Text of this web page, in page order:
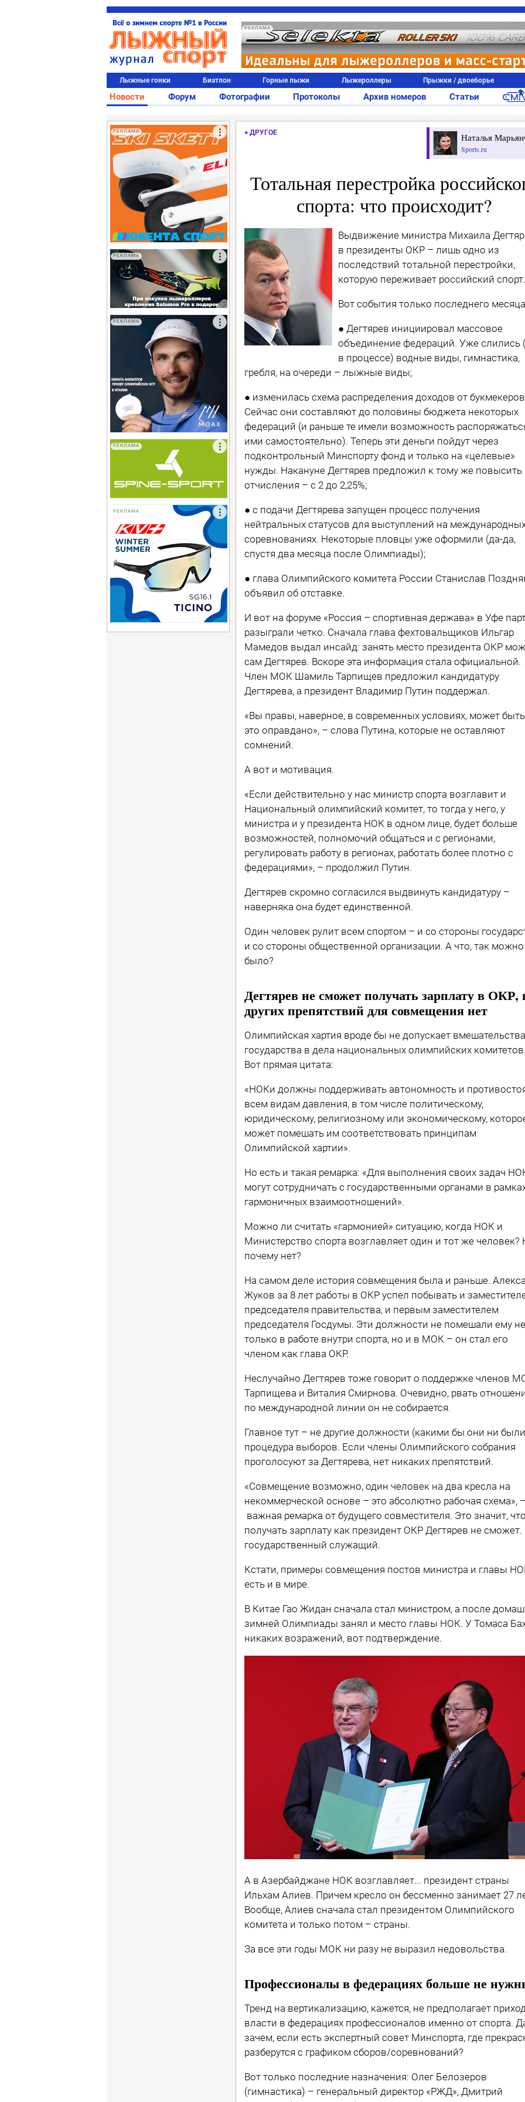
РЕКЛАМА
Лыжные гонки Биатлон Горные лыжи Лыжероллеры Прыжки / двоеборье
Новости Форум Фотографии Протоколы Архив номеров Статьи
РЕКЛАМА
РЕКЛАМА
РЕКЛАМА
РЕКЛАМА
РЕКЛАМА
ДРУГОЕ Наталья
Sports.ru
Тотальная перестройка
спорта: что происходит?
Выдвижение министра Михаила
в президенты ОКР – лишь одно из
последствий тотальной перестройки,
которую переживает российский спорт.
Вот события только последнего
● Дегтярев инициировал массовое
объединение федераций. Уже слились
в процессе) водные виды, гимнастика,
гребля, на очереди – лыжные виды;
● изменилась схема распределения доходов от
Сейчас они составляют до половины бюджета некоторых
федераций (и раньше те имели возможность
ими самостоятельно). Теперь эти деньги пойдут через
подконтрольный Минспорту фонд и только на «целевые»
нужды. Накануне Дегтярев предложил к тому же повысить
отчисления – с 2 до 2,25%;
● с подачи Дегтярева запущен процесс получения
нейтральных статусов для выступлений на
соревнованиях. Некоторые пловцы уже оформили (да-да,
спустя два месяца после Олимпиады);
● глава Олимпийского комитета России Станислав
объявил об отставке.
И вот на форуме «Россия – спортивная держава» в Уфе
разыграли четко. Сначала глава фехтовальщиков Ильгар
Мамедов выдал инсайд: занять место президента ОКР
сам Дегтярев. Вскоре эта информация стала официальной.
Член МОК Шамиль Тарпищев предложил кандидатуру
Дегтярева, а президент Владимир Путин поддержал.
«Вы правы, наверное, в современных условиях, может
это оправдано», – слова Путина, которые не оставляют
сомнений.
А вот и мотивация.
«Если действительно у нас министр спорта возглавит и
Национальный олимпийский комитет, то тогда у него, у
министра и у президента НОК в одном лице, будет больше
возможностей, полномочий общаться и с регионами,
регулировать работу в регионах, работать более плотно с
федерациями», – продолжил Путин.
Дегтярев скромно согласился выдвинуть кандидатуру –
наверняка она будет единственной.
Один человек рулит всем спортом – и со стороны
и со стороны общественной организации. А что, так можно
было?
Дегтярев не сможет получать зарплату в ОКР,
других препятствий для совмещения нет
Олимпийская хартия вроде бы не допускает вмешательства
государства в дела национальных олимпийских комитетов.
Вот прямая цитата:
«НОКи должны поддерживать автономность и
всем видам давления, в том числе политическому,
юридическому, религиозному или экономическому,
может помешать им соответствовать принципам
Олимпийской хартии».
Но есть и такая ремарка: «Для выполнения своих задач
могут сотрудничать с государственными органами в
гармоничных взаимоотношений».
Можно ли считать «гармонией» ситуацию, когда НОК и
Министерство спорта возглавляет один и тот же человек?
почему нет?
На самом деле история совмещения была и раньше.
Жуков за 8 лет работы в ОКР успел побывать и
председателя правительства, и первым заместителем
председателя Госдумы. Эти должности не помешали ему не
только в работе внутри спорта, но и в МОК – он стал его
членом как глава ОКР.
Неслучайно Дегтярев тоже говорит о поддержке членов
Тарпищева и Виталия Смирнова. Очевидно, рвать
по международной линии он не собирается.
Главное тут – не другие должности (какими бы они ни
процедура выборов. Если члены Олимпийского собрания
проголосуют за Дегтярева, нет никаких препятствий.
«Совмещение возможно, один человек на два кресла на
некоммерческой основе – это абсолютно рабочая схема», –
важная ремарка от будущего совместителя. Это значит, что
получать зарплату как президент ОКР Дегтярев не
государственный служащий.
Кстати, примеры совмещения постов министра и главы
есть и в мире.
В Китае Гао Жидан сначала стал министром, а после
зимней Олимпиады занял и место главы НОК. У Томаса
никаких возражений, вот подтверждение.
А в Азербайджане НОК возглавляет... президент страны
Ильхам Алиев. Причем кресло он бессменно занимает 27
Вообще, Алиев сначала стал президентом Олимпийского
комитета и только потом – страны.
За все эти годы МОК ни разу не выразил недовольства.
Профессионалы в федерациях больше не
Тренд на вертикализацию, кажется, не предполагает
власти в федерациях профессионалов именно от спорта.
зачем, если есть экспертный совет Минспорта, где
разберутся с графиком сборов/соревнований?
Вот только последние назначения: Олег Белозеров
(гимнастика) – генеральный директор «РЖД», Дмитрий